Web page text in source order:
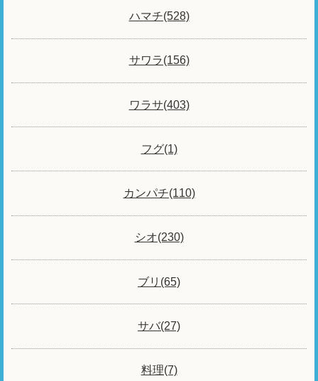
ハマチ(528)
サワラ(156)
ワラサ(403)
フグ(1)
カンパチ(110)
シオ(230)
ブリ(65)
サバ(27)
料理(7)